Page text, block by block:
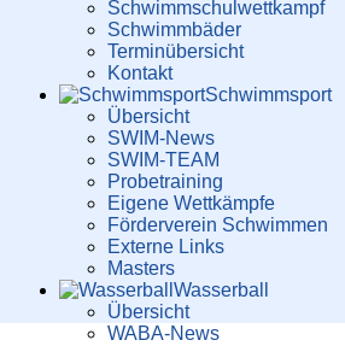
Schwimm­schul­wett­kampf
Schwimm­bäder
Terminübersicht
Kontakt
Schwimm­sport
Übersicht
SWIM-News
SWIM-TEAM
Probe­training
Eigene Wettkämpfe
Förderverein Schwimmen
Externe Links
Masters
Wasser­ball
Übersicht
WABA-News